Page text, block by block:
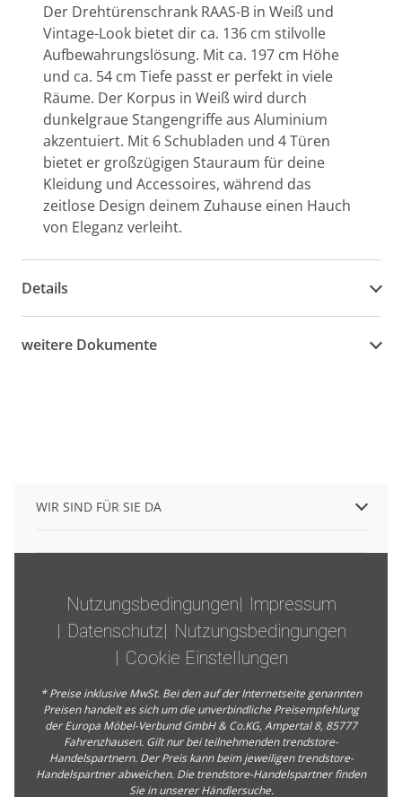
Der Drehtürenschrank RAAS-B in Weiß und
Vintage-Look bietet dir ca. 136 cm stilvolle
Aufbewahrungslösung. Mit ca. 197 cm Höhe
und ca. 54 cm Tiefe passt er perfekt in viele
Räume. Der Korpus in Weiß wird durch
dunkelgraue Stangengriffe aus Aluminium
akzentuiert. Mit 6 Schubladen und 4 Türen
bietet er großzügigen Stauraum für deine
Kleidung und Accessoires, während das
zeitlose Design deinem Zuhause einen Hauch
von Eleganz verleiht.
Details
weitere Dokumente
WIR SIND FÜR SIE DA
Nutzungsbedingungen
Impressum
Datenschutz
Nutzungsbedingungen
Cookie Einstellungen
* Preise inklusive MwSt. Bei den auf der Internetseite genannten
Preisen handelt es sich um die unverbindliche Preisempfehlung
der Europa Möbel-Verbund GmbH & Co.KG, Ampertal 8, 85777
Fahrenzhausen. Gilt nur bei teilnehmenden trendstore-
Handelspartnern. Der Preis kann beim jeweiligen trendstore-
Handelspartner abweichen. Die trendstore-Handelspartner finden
Sie in unsererHändlersuche.